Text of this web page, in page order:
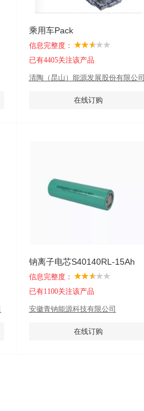
乘用车Pack
信息完整度：
已有4405关注该产品
清陶（昆山）能源发展股份有限公司
在线订购
钠离子电芯S40140RL-15Ah
信息完整度：
已有1100关注该产品
安徽青钠能源科技有限公司
在线订购